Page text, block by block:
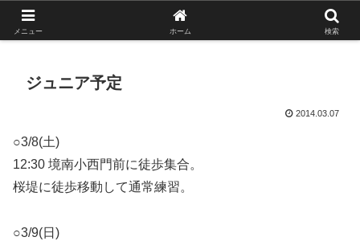
がんばれ！フルスイング！境南ブレーブス！
ジュニア予定
2014.03.07
○3/8(土)
12:30 境南小西門前に徒歩集合。
桜堤に徒歩移動して通常練習。
○3/9(日)
メニュー ホーム 検索